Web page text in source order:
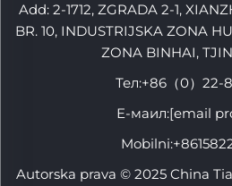
Add: 2-1712, ZGRADA 2-1,
BR. 10, INDUSTRIJSKA ZONA
ZONA BINHAI,
Тел:+86（0）22-
Е-маил:[email
Mobilni:
Autorska prava © 2025 China